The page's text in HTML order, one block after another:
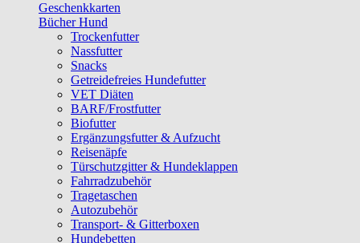
Geschenkkarten
Bücher Hund
Trockenfutter
Nassfutter
Snacks
Getreidefreies Hundefutter
VET Diäten
BARF/Frostfutter
Biofutter
Ergänzungsfutter & Aufzucht
Reisenäpfe
Türschutzgitter & Hundeklappen
Fahrradzubehör
Tragetaschen
Autozubehör
Transport- & Gitterboxen
Hundebetten